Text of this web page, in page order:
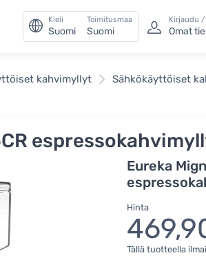
Kieli
Suomi
Toimitusmaa
Suomi
Kirjaudu
Omat
kahvimyllyt
Sähkökäyttöiset
Eureka
Hinta
Tällä tuotteella